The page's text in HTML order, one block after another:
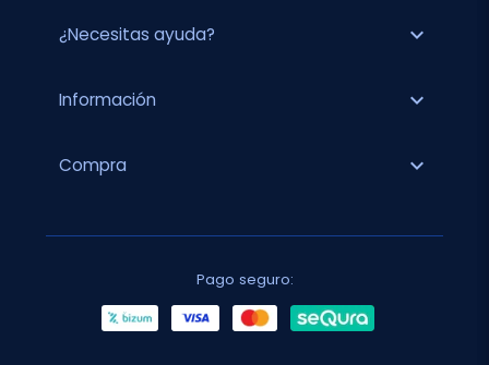
¿Necesitas ayuda? expand_more
Información expand_more
Compra expand_more
Pago seguro: